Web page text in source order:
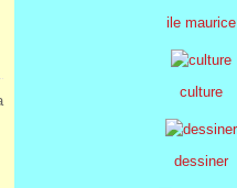
ile maurice
culture
dessiner